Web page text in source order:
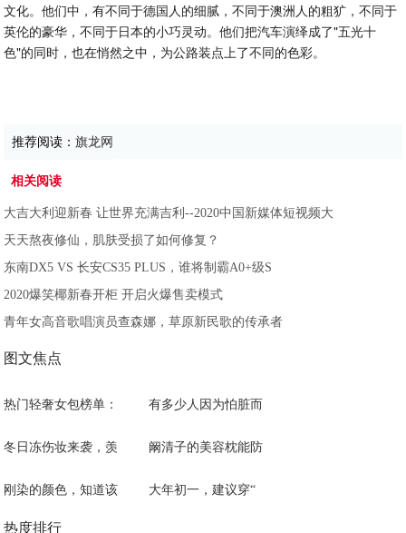
文化。他们中，有不同于德国人的细腻，不同于澳洲人的粗犷，不同于
英伦的豪华，不同于日本的小巧灵动。他们把汽车演绎成了"五光十
色"的同时，也在悄然之中，为公路装点上了不同的色彩。
推荐阅读：旗龙网
相关阅读
大吉大利迎新春 让世界充满吉利--2020中国新媒体短视频大
天天熬夜修仙，肌肤受损了如何修复？
东南DX5 VS 长安CS35 PLUS，谁将制霸A0+级S
2020爆笑椰新春开柜 开启火爆售卖模式
青年女高音歌唱演员查森娜，草原新民歌的传承者
图文焦点
热门轻奢女包榜单： 有多少人因为怕脏而
冬日冻伤妆来袭，羡 阚清子的美容枕能防
刚染的颜色，知道该 大年初一，建议穿“
热度排行